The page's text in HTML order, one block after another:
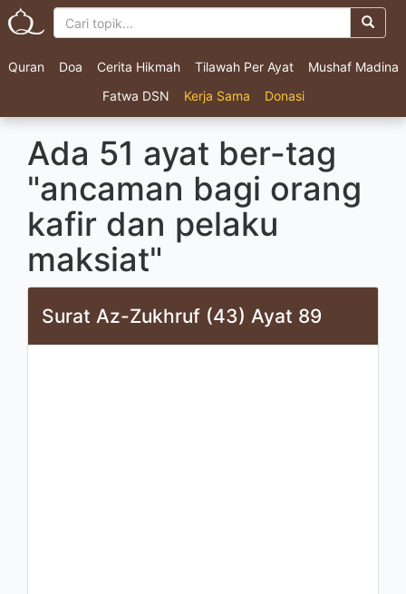
Quran Doa Cerita Hikmah Tilawah Per Ayat
Mushaf Madina
Fatwa DSN
Kerja Sama Donasi
Ada 51 ayat ber-tag
"ancaman bagi orang
kafir dan pelaku
maksiat"
Surat Az-Zukhruf (43) Ayat 89